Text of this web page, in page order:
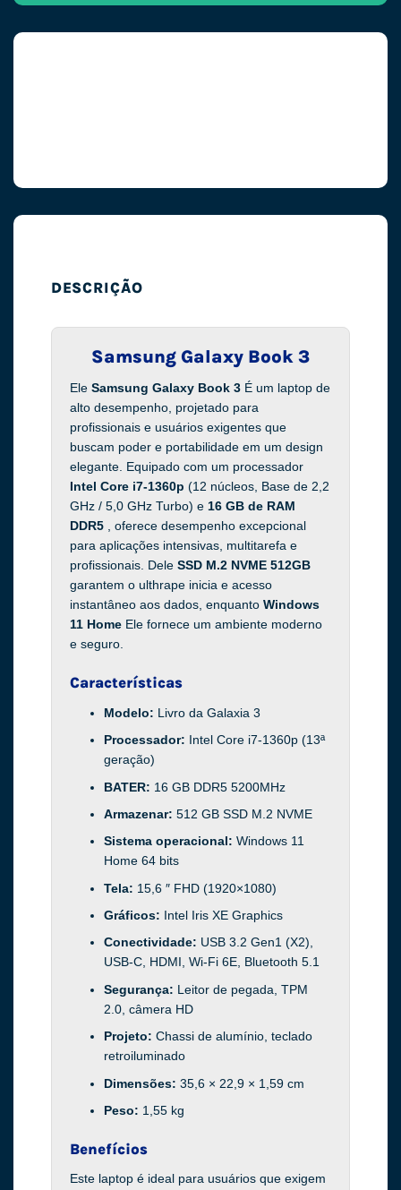
DESCRIÇÃO
Samsung Galaxy Book 3
Ele Samsung Galaxy Book 3 É um laptop de
alto desempenho, projetado para
profissionais e usuários exigentes que
buscam poder e portabilidade em um design
elegante. Equipado com um processador
Intel Core i7-1360p (12 núcleos, Base de 2,2
GHz / 5,0 GHz Turbo) e 16 GB de RAM
DDR5 , oferece desempenho excepcional
para aplicações intensivas, multitarefa e
profissionais. Dele SSD M.2 NVME 512GB
garantem o ulthrape inicia e acesso
instantâneo aos dados, enquanto Windows
11 Home Ele fornece um ambiente moderno
e seguro.
Características
Modelo: Livro da Galaxia 3
Processador: Intel Core i7-1360p (13ª
geração)
BATER: 16 GB DDR5 5200MHz
Armazenar: 512 GB SSD M.2 NVME
Sistema operacional: Windows 11
Home 64 bits
Tela: 15,6 ″ FHD (1920×1080)
Gráficos: Intel Iris XE Graphics
Conectividade: USB 3.2 Gen1 (X2),
USB-C, HDMI, Wi-Fi 6E, Bluetooth 5.1
Segurança: Leitor de pegada, TPM
2.0, câmera HD
Projeto: Chassi de alumínio, teclado
retroiluminado
Dimensões: 35,6 × 22,9 × 1,59 cm
Peso: 1,55 kg
Benefícios
Este laptop é ideal para usuários que exigem